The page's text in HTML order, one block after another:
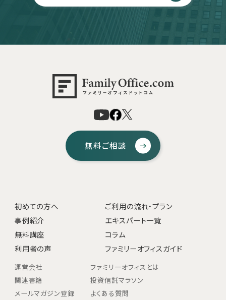
無料ご相談
初めての方へ
ご利用の流れ・プラン
事例紹介
エキスパート一覧
無料講座
コラム
利用者の声
ファミリーオフィスガイド
運営会社
ファミリーオフィスとは
関連書籍
投資信託マラソン
メールマガジン登録
よくある質問